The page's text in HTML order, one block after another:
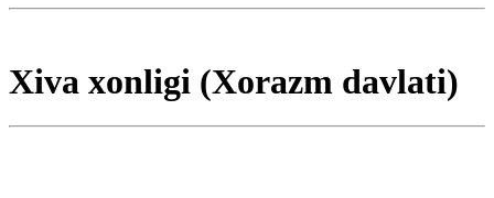
Xiva xonligi (Xorazm davlati)